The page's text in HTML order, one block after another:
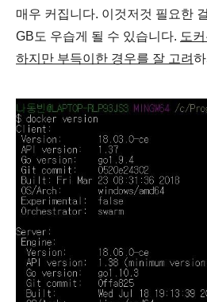
매우 커집니다. 이것저것 필요한
GB도 우습게 될 수 있습니다. 도
하지만 부득이한 경우를 잘 고려